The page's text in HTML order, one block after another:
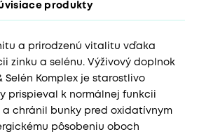
produkty
a prirodzenú vitalitu vďaka
zinku a selénu. Výživový doplnok
Selén Komplex je starostlivo
prispieval k normálnej funkcii
a chránil bunky pred oxidatívnym
pôsobeniu oboch